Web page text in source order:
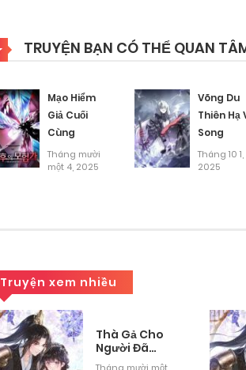
TRUYỆN BẠN CÓ THỂ QUAN
Mạo Hiểm
Giả Cuối
Cùng
Tháng mười
một 4, 2025
Võng Du
Thiên Hạ
Song
Tháng 10 1,
2025
Truyện xem nhiều
Thà Gả Cho
Người Đã
Khuất Còn